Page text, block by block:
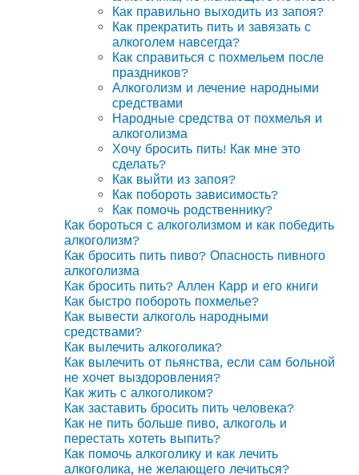
Как правильно выходить из запоя?
Как прекратить пить и завязать с
алкоголем навсегда?
Как справиться с похмельем после
праздников?
Алкоголизм и лечение народными
средствами
Народные средства от похмелья и
алкоголизма
Хочу бросить пить! Как мне это
сделать?
Как выйти из запоя?
Как побороть зависимость?
Как помочь родственнику?
Как бороться с алкоголизмом и как победить
алкоголизм?
Как бросить пить пиво? Опасность пивного
алкоголизма
Как бросить пить? Аллен Карр и его книги
Как быстро побороть похмелье?
Как вывести алкоголь народными
средствами?
Как вылечить алкоголика?
Как вылечить от пьянства, если сам больной
не хочет выздоровления?
Как жить с алкоголиком?
Как заставить бросить пить человека?
Как не пить больше пиво, алкоголь и
перестать хотеть выпить?
Как помочь алкоголику и как лечить
алкоголика, не желающего лечиться?